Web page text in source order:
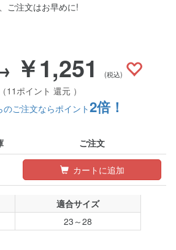
ご注文はお早めに!
￥1,251 (税込)
（11ポイント 還元 ）
のご注文ならポイント2倍！
ご注文
カートに追加
適合サイズ
23～28